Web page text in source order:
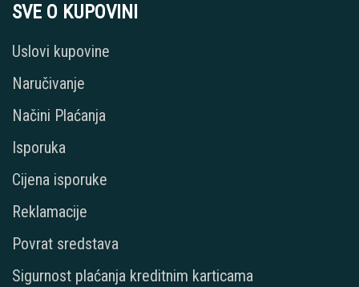
SVE O KUPOVINI
Uslovi kupovine
Naručivanje
Načini Plaćanja
Isporuka
Cijena isporuke
Reklamacije
Povrat sredstava
Sigurnost plaćanja kreditnim karticama